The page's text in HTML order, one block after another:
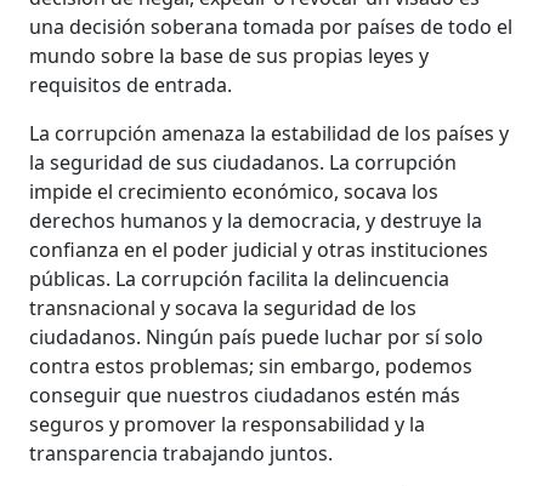
una decisión soberana tomada por países de todo el
mundo sobre la base de sus propias leyes y
requisitos de entrada.
La corrupción amenaza la estabilidad de los países y
la seguridad de sus ciudadanos. La corrupción
impide el crecimiento económico, socava los
derechos humanos y la democracia, y destruye la
confianza en el poder judicial y otras instituciones
públicas. La corrupción facilita la delincuencia
transnacional y socava la seguridad de los
ciudadanos. Ningún país puede luchar por sí solo
contra estos problemas; sin embargo, podemos
conseguir que nuestros ciudadanos estén más
seguros y promover la responsabilidad y la
transparencia trabajando juntos.